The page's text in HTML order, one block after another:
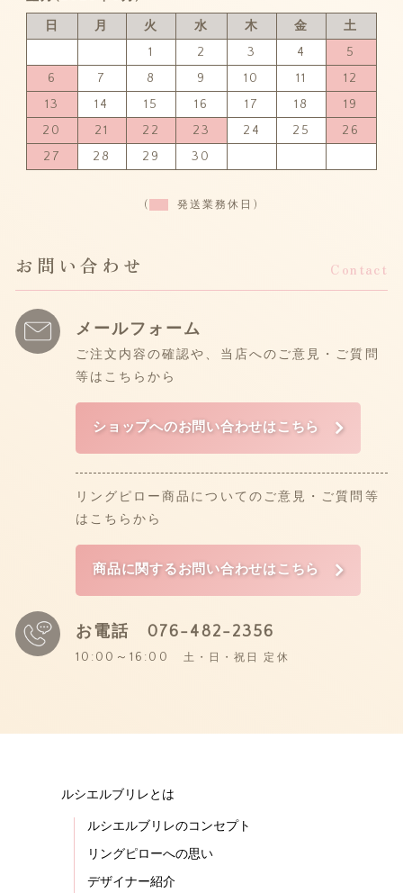
日 月 火 水 木 金
土
1
2 3 4
5
6
7 8 9 10 11
12
13
14 15 16 17 18
19
20
21 22 23 24 25
26
27
28 29 30
( 発送業務休日)
お問い合わせ Contact
メールフォーム
ご注文内容の確認や、当店へのご意見・ご質問
等はこちらから
ショップへのお問い合わせはこちら
リングピロー商品についてのご意見・ご質問等
はこちらから
商品に関するお問い合わせはこちら
お電話 076-482-2356
10:00～16:00 土・日・祝日 定休
ルシエルブリレとは
ルシエルブリレのコンセプト
リングピローへの思い
デザイナー紹介